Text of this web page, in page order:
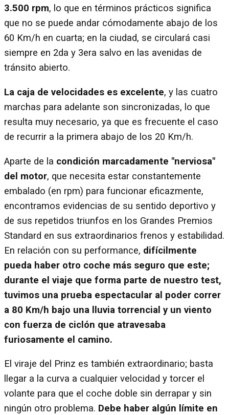
3.500 rpm, lo que en términos prácticos significa
que no se puede andar cómodamente abajo de los
60 Km/h en cuarta; en la ciudad, se circulará casi
siempre en 2da y 3era salvo en las avenidas de
tránsito abierto.
La caja de velocidades es excelente, y las cuatro
marchas para adelante son sincronizadas, lo que
resulta muy necesario, ya que es frecuente el caso
de recurrir a la primera abajo de los 20 Km/h.
Aparte de la condición marcadamente "nerviosa"
del motor, que necesita estar constantemente
embalado (en rpm) para funcionar eficazmente,
encontramos evidencias de su sentido deportivo y
de sus repetidos triunfos en los Grandes Premios
Standard en sus extraordinarios frenos y estabilidad.
En relación con su performance, difícilmente
pueda haber otro coche más seguro que este;
durante el viaje que forma parte de nuestro test,
tuvimos una prueba espectacular al poder correr
a 80 Km/h bajo una lluvia torrencial y un viento
con fuerza de ciclón que atravesaba
furiosamente el camino.
El viraje del Prinz es también extraordinario; basta
llegar a la curva a cualquier velocidad y torcer el
volante para que el coche doble sin derrapar y sin
ningún otro problema. Debe haber algún límite en